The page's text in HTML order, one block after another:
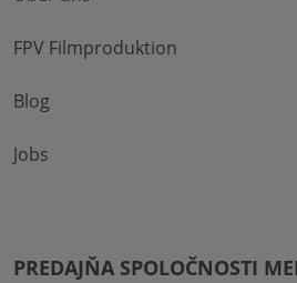
FPV Filmproduktion
Blog
Jobs
PREDAJŇA SPOLOČNOSTI